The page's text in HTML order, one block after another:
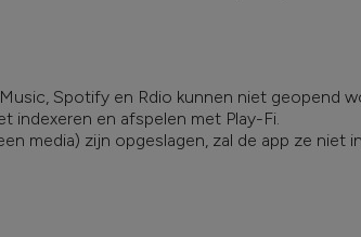
Spotify en Rdio kunnen niet geopend
indexeren en afspelen met Play-Fi.
media) zijn opgeslagen, zal de app ze niet